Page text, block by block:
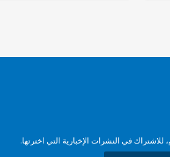
في النشرات الإخبارية التي اخترتها.